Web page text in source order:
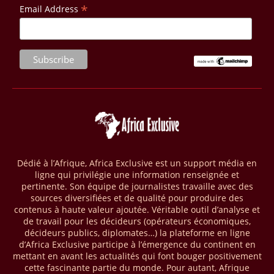
vise à améliorer la gestion forestière, renforcer les chaînes de valeur
et créer 220 000 emplois au Cameroun, en République centrafricaine
28/03/26 AFRIQUE - MOBILE MONEY
Selon le rapport publié par l’Association mondiale des opérateurs de
par les comptes de mobile money en Afrique au cours de l'année
2025, en hausse d'environ 27 % par rapport à 2024. Le rapport intitulé
« The State of the Industry Report on Mobile Money 2026 » précise
mobile money réalisées à l’échelle mondiale, qui s’est établie à 2091
milliards USD (+23 % par rapport à 2024). L’Afrique a également
enregistré environ 74 % du nombre de transactions de Mobile money
répertoriées l’an passé dans le monde, avec environ 92 milliards de
transactions (+16 % par rapport à 2024) sur un total de 125 milliards
dans le monde.
28/03/26 AFRIQUE - ECONOMIE CREATIVE
Une rapport publié dernièrement par le Boston Consulting Group, et
Email Address *
Dédié à l’Afrique, Africa Exclusive est un support média en
ligne qui privilégie une information renseignée et
pertinente. Son équipe de journalistes travaille avec des
sources diversifiées et de qualité pour produire des
contenus à haute valeur ajoutée. Véritable outil d’analyse et
de travail pour les décideurs (opérateurs économiques,
décideurs publics, diplomates…) la plateforme en ligne
d’Africa Exclusive participe à l’émergence du continent en
mettant en avant les actualités qui font bouger positivement
cette fascinante partie du monde. Pour autant, Afrique